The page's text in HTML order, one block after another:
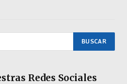
Redes Sociales